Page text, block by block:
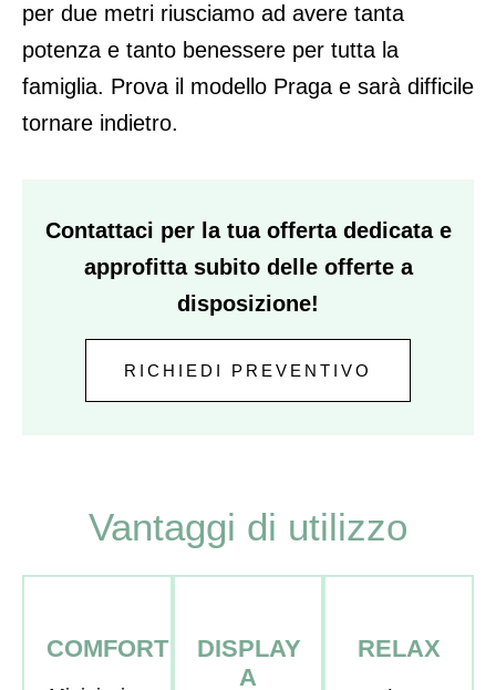
per due metri riusciamo ad avere tanta
potenza e tanto benessere per tutta la
famiglia. Prova il modello Praga e sarà difficile
tornare indietro.
Contattaci per la tua offerta dedicata e
approfitta subito delle offerte a
disposizione!
RICHIEDI PREVENTIVO
Vantaggi di utilizzo
COMFORT
DISPLAY
A
RELAX